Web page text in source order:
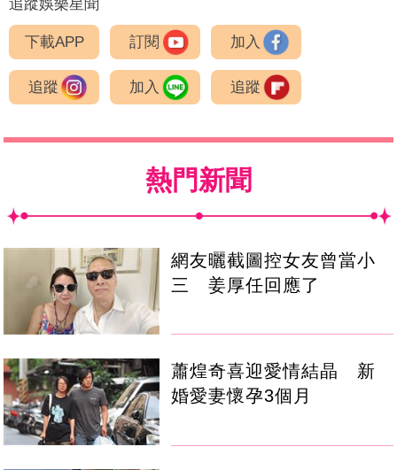
追蹤娛樂星聞
下載APP 訂閱 加入
追蹤 加入 追蹤
熱門新聞
網友曬截圖控女友曾當小
三 姜厚任回應了
蕭煌奇喜迎愛情結晶 新
婚愛妻懷孕3個月